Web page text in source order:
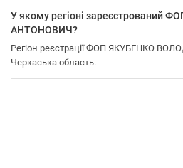
У якому регіоні
АНТОНОВИЧ?
Регіон реєстрації ФОП ЯКУБЕНКО
Черкаська область.